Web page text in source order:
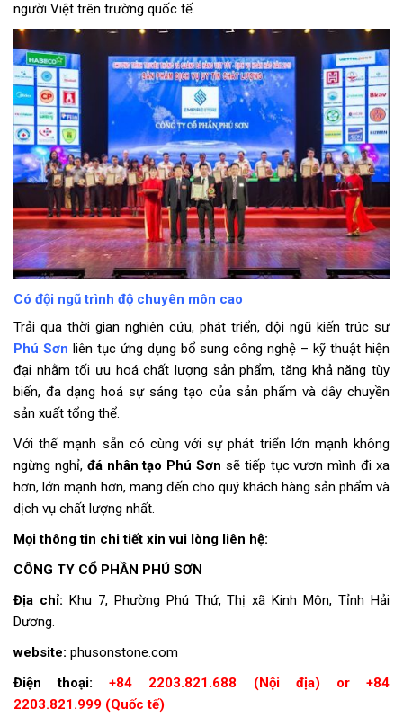
người Việt trên trường quốc tế.
Có đội ngũ trình độ chuyên môn cao
Trải qua thời gian nghiên cứu, phát triển, đội ngũ kiến trúc sư
Phú Sơn liên tục ứng dụng bổ sung công nghệ – kỹ thuật hiện
đại nhằm tối ưu hoá chất lượng sản phẩm, tăng khả năng tùy
biến, đa dạng hoá sự sáng tạo của sản phẩm và dây chuyền
sản xuất tổng thể.
Với thế mạnh sẵn có cùng với sự phát triển lớn mạnh không
ngừng nghỉ, đá nhân tạo Phú Sơn sẽ tiếp tục vươn mình đi xa
hơn, lớn mạnh hơn, mang đến cho quý khách hàng sản phẩm và
dịch vụ chất lượng nhất.
Mọi thông tin chi tiết xin vui lòng liên hệ:
CÔNG TY CỔ PHẦN PHÚ SƠN
Địa chỉ: Khu 7, Phường Phú Thứ, Thị xã Kinh Môn, Tỉnh Hải
Dương.
website: phusonstone.com
Điện thoại:+84 2203.821.688 (Nội địa) or +84
2203.821.999 (Quốc tế)